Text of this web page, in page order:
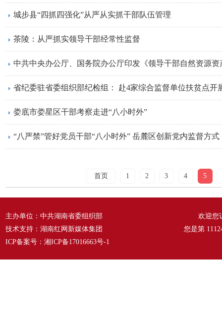
城步县“四抓四强化”从严从实抓干部队伍管理
茶陵：从严抓实领导干部经常性监督
中共中央办公厅、国务院办公厅印发《领导干部自然资源
省纪委驻省委组织部纪检组： 赴4家综合监督单位扶贫点开
娄底市娄星区干部考察走进“八小时外”
“八严禁”管好党员干部“八小时外” 岳麓区创新党内监督方式
首页 1 2 3 4 5
主办单位：中共湖南省委组织部
技术支持：湖南红网新媒体集团
ICP备案号： 湘ICP备17016663号-1
欢迎您
您是第